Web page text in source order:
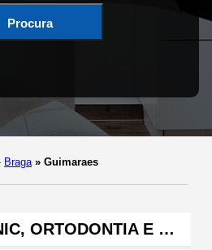
Procura
Braga » Guimaraes
ORTODONTIA E …